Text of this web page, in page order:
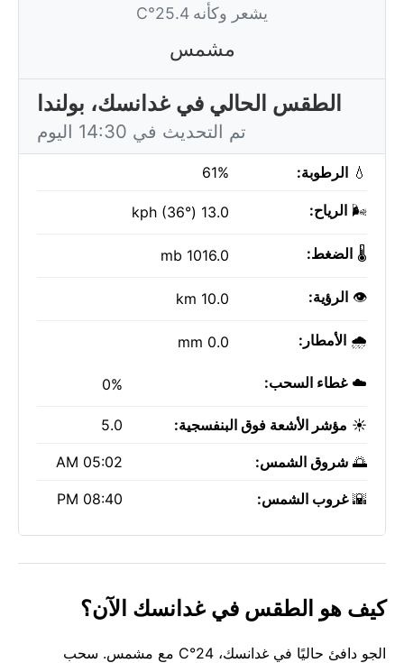
يشعر وكأنه 25.4°C
مشمس
الطقس الحالي في غدانسك، بولندا
تم التحديث في 14:30 اليوم
💧 الرطوبة: 61%
🌬️ الرياح: 13.0 kph (36°)
🌡️ الضغط: 1016.0 mb
👁️ الرؤية: 10.0 km
🌧️ الأمطار: 0.0 mm
☁️غطاء السحب: 0%
☀️ مؤشر الأشعة فوق البنفسجية: 5.0
🌅 شروق الشمس: 05:02 AM
🌇غروب الشمس: 08:40 PM
كيف هو الطقس في غدانسك الآن؟
الجو دافئ حاليًا في غدانسك، 24°C مع مشمس. سحب